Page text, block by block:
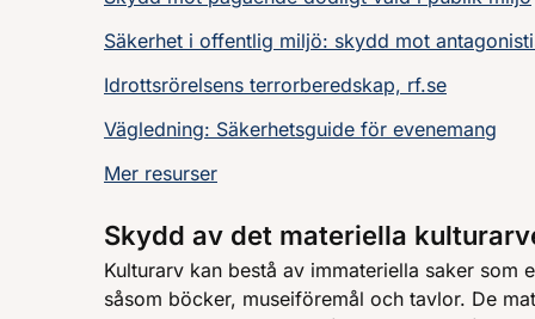
Säkerhet i offentlig miljö: skydd mot
Idrottsrörelsens terrorberedskap, rf.se
Vägledning: Säkerhetsguide för evenemang
Mer resurser
Skydd av det materiella
Kulturarv kan bestå av immateriella saker som
såsom böcker, museiföremål och tavlor. De